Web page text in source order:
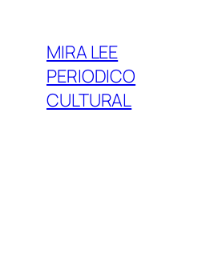
contenido
MIRA LEE
PERIODICO
CULTURAL